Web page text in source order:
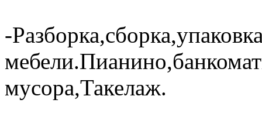
-
мусора,Такелаж.